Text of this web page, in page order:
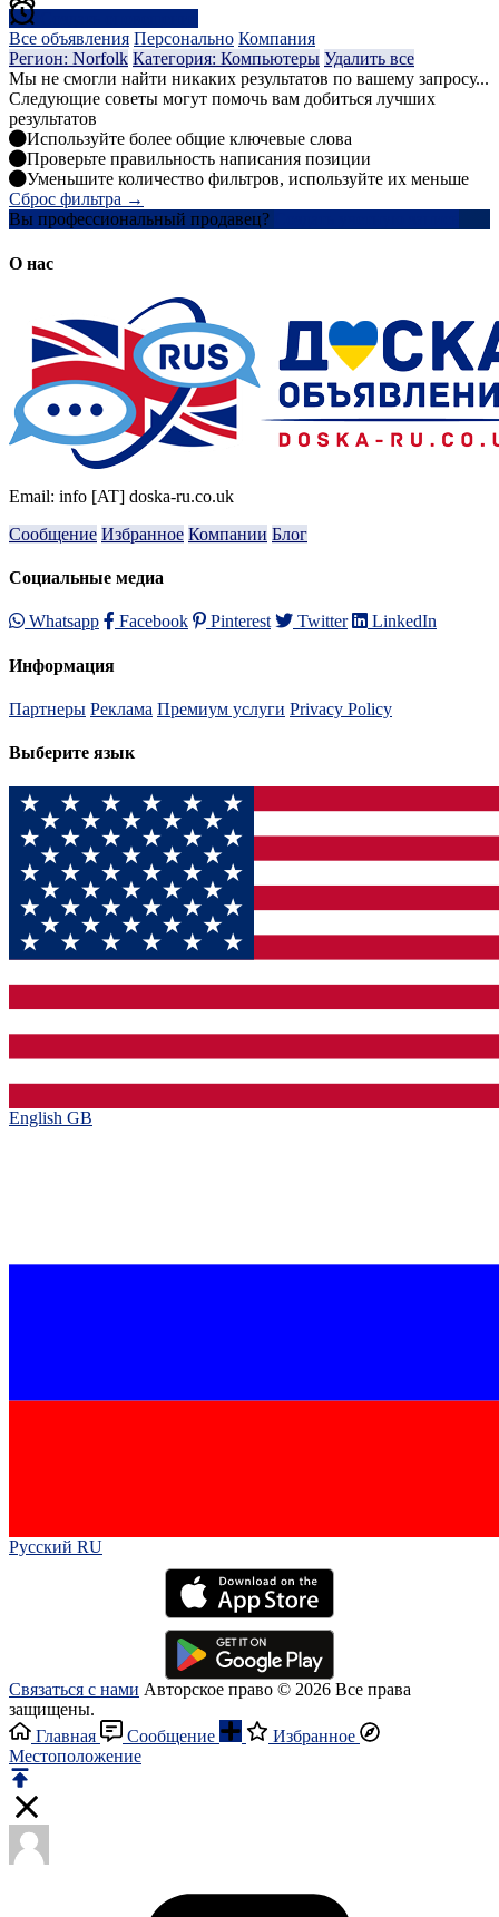
Все объявления Персонально Компания
Регион: Norfolk Категория: Компьютеры Удалить все
Мы не смогли найти никаких результатов по вашему запросу...
Следующие советы могут помочь вам добиться лучших
результатов
Используйте более общие ключевые слова
Проверьте правильность написания позиции
Уменьшите количество фильтров, используйте их меньше
Сброс фильтра →
Вы профессиональный продавец?
О нас
Email: info [AT] doska-ru.co.uk
Сообщение Избранное Компании Блог
Социальные медиа
Whatsapp Facebook Pinterest Twitter LinkedIn
Информация
Партнеры Реклама Премиум услуги Privacy Policy
Выберите язык
English GB‎
Русский RU‎
Связаться с нами Авторское право © 2026 Все права
защищены.
Главная
Сообщение
Избранное
Местоположение